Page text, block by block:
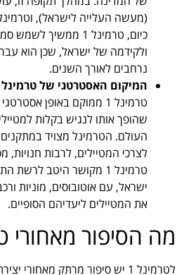
כיום, טרמינל 1 ממשיך
ולקידמה של ישראל, שכן הוא עבר
נרחבים לאורך השנים.
המיקום האסטרטגי של טרמינל 1:
טרמינל 1 ממוקם באופן
שהופך אותו לנגיש בקלות
העולם. הטרמינל מצויד
לצרכי המטיילים, לרבות חנויות,
טרמינל 1 מקושר היטב
ישראל, עם אוטובוסים, מוניות
את המטיילים ליעדיהם הסופיים.
מה הסיפור מאחורי
לטרמינל 1 יש סיפור מרתק